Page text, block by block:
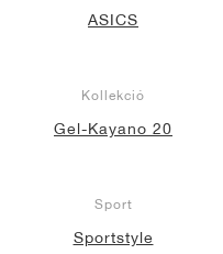
ASICS
Kollekció
Gel-Kayano 20
Sport
Sportstyle